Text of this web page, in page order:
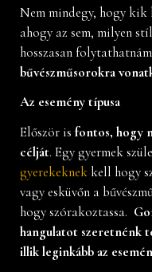
Nem mindegy, hogy kik
ahogy az sem, milyen
hosszasan
bűvészműsorokra
Az esemény típusa
Először isfontos, hogy
célját. Egy gyermek
gyerekeknek kell hogy
vagy esküvőn a
hogy szórakoztassa.
hangulatot szeretnénk
illik leginkább az